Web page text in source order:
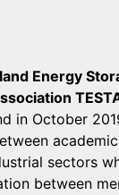
Energy
in October
sectors
between